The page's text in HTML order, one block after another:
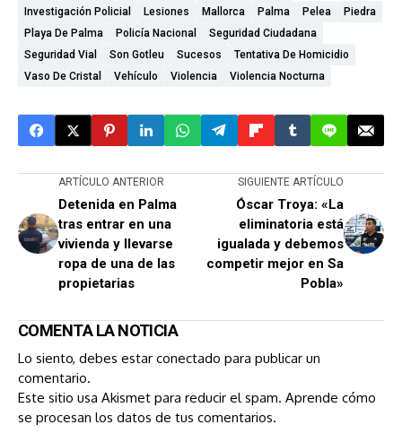
Investigación Policial
Lesiones Mallorca Palma Pelea
Piedra
Playa De Palma
Policía Nacional
Seguridad Ciudadana
Seguridad Vial
Son Gotleu Sucesos
Tentativa De Homicidio
Vaso De Cristal
Vehículo Violencia Violencia Nocturna
ARTÍCULO ANTERIOR
Detenida en Palma
tras entrar en una
vivienda y llevarse
ropa de una de las
propietarias
SIGUIENTE ARTÍCULO
Óscar Troya: «La
eliminatoria está
igualada y debemos
competir mejor en Sa
Pobla»
COMENTA LA NOTICIA
Lo siento, debes estar conectado para publicar un
comentario.
Este sitio usa Akismet para reducir el spam. Aprende cómo
se procesan los datos de tus comentarios.